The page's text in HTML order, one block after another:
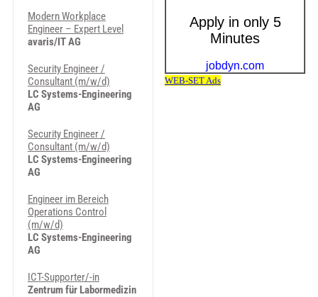
Modern Workplace
Engineer – Expert Level
avaris/IT AG
Security Engineer /
Consultant (m/w/d)
LC Systems-Engineering
AG
Security Engineer /
Consultant (m/w/d)
LC Systems-Engineering
AG
Engineer im Bereich
Operations Control
(m/w/d)
LC Systems-Engineering
AG
ICT-Supporter/-in
Zentrum für Labormedizin